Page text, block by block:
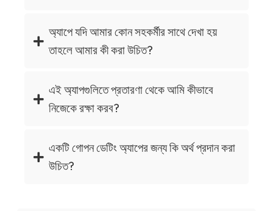
অ্যাপে যদি আমার কোন সহকর্মীর সাথে দেখা হয়
তাহলে আমার কী করা উচিত?
এই অ্যাপগুলিতে প্রতারণা থেকে আমি কীভাবে
নিজেকে রক্ষা করব?
একটি গোপন ডেটিং অ্যাপের জন্য কি অর্থ প্রদান করা
উচিত?